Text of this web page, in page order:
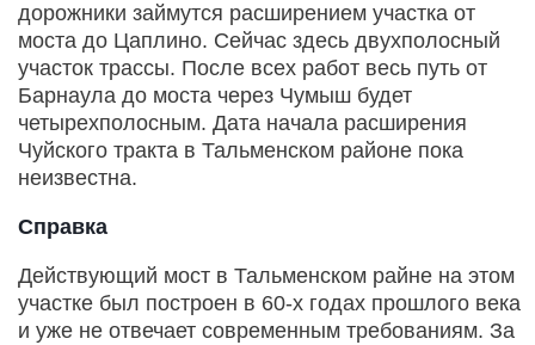
дорожники займутся расширением участка от
моста до Цаплино. Сейчас здесь двухполосный
участок трассы. После всех работ весь путь от
Барнаула до моста через Чумыш будет
четырехполосным. Дата начала расширения
Чуйского тракта в Тальменском районе пока
неизвестна.
Справка
Действующий мост в Тальменском райне на этом
участке был построен в 60-х годах прошлого века
и уже не отвечает современным требованиям. За